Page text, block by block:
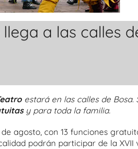
a las calles
estará en las calles de Bosa.
y para toda la familia.
agosto, con 13 funciones
podrán participar de la XVII